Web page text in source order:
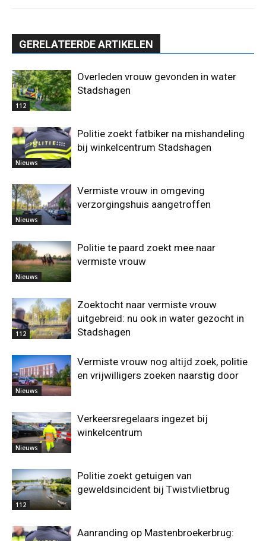
GERELATEERDE ARTIKELEN
112
Overleden vrouw gevonden in water
Stadshagen
Nieuws
Politie zoekt fatbiker na mishandeling
bij winkelcentrum Stadshagen
Nieuws
Vermiste vrouw in omgeving
verzorgingshuis aangetroffen
Nieuws
Politie te paard zoekt mee naar
vermiste vrouw
112
Zoektocht naar vermiste vrouw
uitgebreid: nu ook in water gezocht in
Stadshagen
Nieuws
Vermiste vrouw nog altijd zoek, politie
en vrijwilligers zoeken naarstig door
Nieuws
Verkeersregelaars ingezet bij
winkelcentrum
112
Politie zoekt getuigen van
geweldsincident bij Twistvlietbrug
Aanranding op Mastenbroekerbrug: